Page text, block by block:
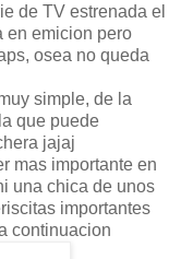
de TV estrenada el
en emicion pero
osea no queda
simple, de la
que puede
jajaj
mas importante en
una chica de unos
importantes
continuacion